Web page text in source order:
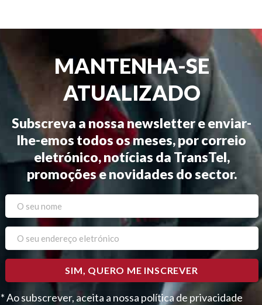
MANTENHA-SE
ATUALIZADO
Subscreva a nossa newsletter e enviar-
lhe-emos todos os meses, por correio
eletrónico, notícias da TransTel,
promoções e novidades do sector.
* Ao subscrever, aceita a nossa política de privacidade